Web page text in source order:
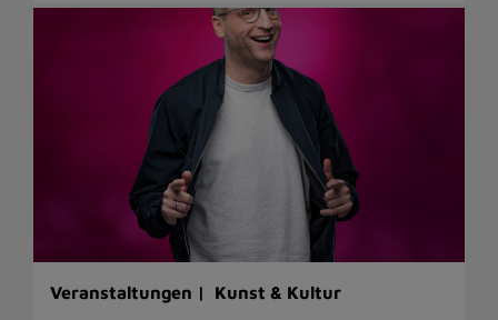
Veranstaltungen | Kunst & Kultur